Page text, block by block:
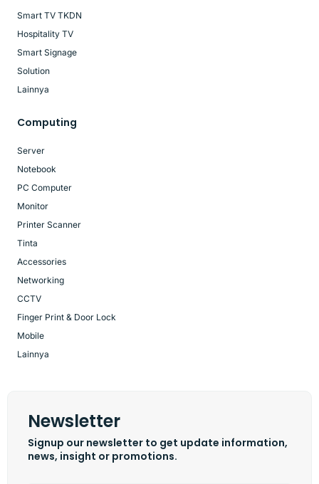
Smart TV TKDN
Hospitality TV
Smart Signage
Solution
Lainnya
Computing
Server
Notebook
PC Computer
Monitor
Printer Scanner
Tinta
Accessories
Networking
CCTV
Finger Print & Door Lock
Mobile
Lainnya
Newsletter
Signup our newsletter to get update information,
news, insight or promotions.